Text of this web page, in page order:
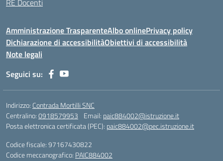
RE Docenti
Amministrazione TrasparenteAlbo onlinePrivacy policy
Dichiarazione di accessibilitàObiettivi di accessibilità
Note legali
Seguici su:
Indirizzo: Contrada Mortilli SNC
Centralino:0918579953 Email: paic884002@istruzione.it
Posta elettronica certificata (PEC): paic884002@pec.istruzione.it
Codice fiscale: 97167430822
Codice meccanografico: PAIC884002